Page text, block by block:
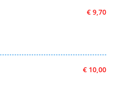
€ 9,70
€ 10,00